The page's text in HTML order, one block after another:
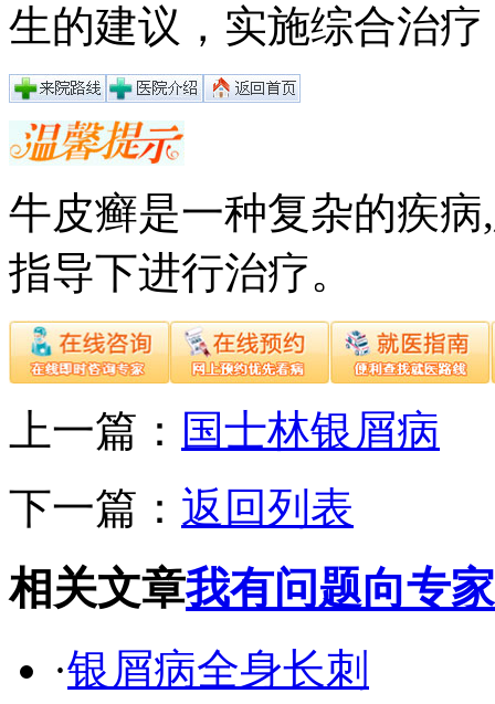
生的建议，实施综合治
牛皮癣是一种复杂的疾
指导下进行治疗。
上一篇： 国士林银屑病
下一篇： 返回列表
相关文章我有问题向专
·银屑病全身长刺